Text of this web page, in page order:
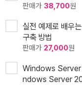
판매가 38,700원
실전 예제로 배우
구축 방법
판매가 27,000원
Windows Server
ndows Server